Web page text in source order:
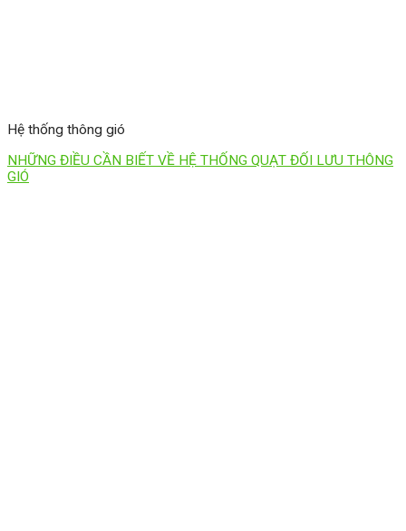
Hệ thống thông gió
NHỮNG ĐIỀU CẦN BIẾT VỀ HỆ THỐNG QUẠT ĐỐI LƯU THÔNG
GIÓ